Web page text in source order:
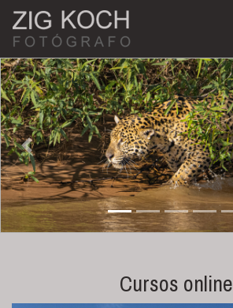
Previous
Cursos online